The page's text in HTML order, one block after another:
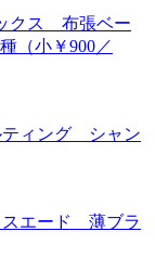
クス 布張ベー
（小￥900／
ティング シャン
エード 薄ブラ